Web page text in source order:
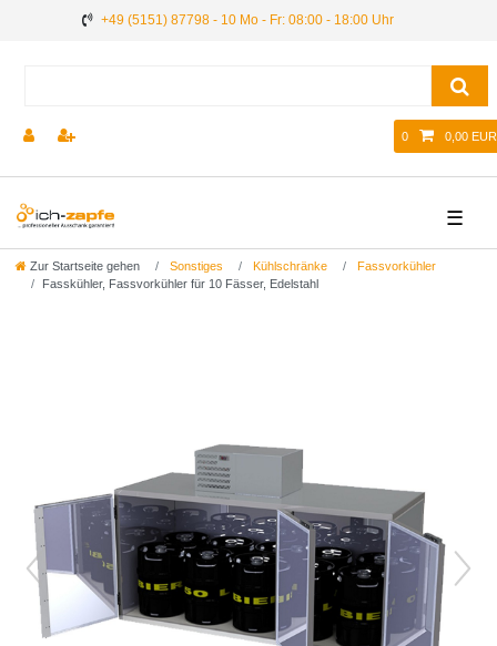
+49 (5151) 87798 - 10 Mo - Fr: 08:00 - 18:00 Uhr
0 0,00 EUR
☰
Zur Startseite gehen Sonstiges Kühlschränke
Fassvorkühler
Fasskühler, Fassvorkühler für 10 Fässer, Edelstahl